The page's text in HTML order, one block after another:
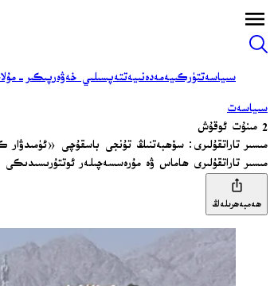
سىياسەتتۈركىيەمەدەنىيەتتەپسىلىي خەۋەرپىكىر-
سىياسەت
2 مىنۇت ئوقۇش
مىسىر تاراتقۇلىرى: سۆھبەتنىڭ تۇنجى باسقۇچى «ئۈمىدۋار
مىسىر تاراتقۇلىرى ھاماس ۋە مۇرەسسەچىلەر
ھەمبەھرىلەڭ